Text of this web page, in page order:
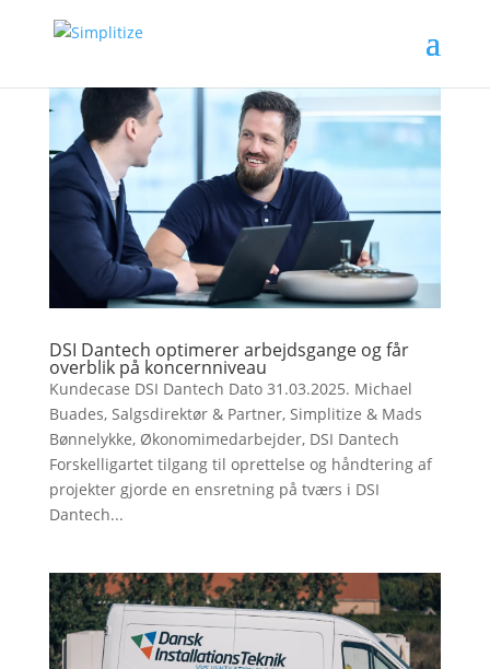
DSI Dantech optimerer arbejdsgange og får
overblik på koncernniveau
Kundecase DSI Dantech Dato 31.03.2025. Michael
Buades, Salgsdirektør & Partner, Simplitize & Mads
Bønnelykke, Økonomimedarbejder, DSI Dantech
Forskelligartet tilgang til oprettelse og håndtering af
projekter gjorde en ensretning på tværs i DSI
Dantech...